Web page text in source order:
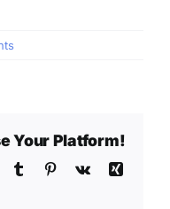
Your Platform!
Tumblr Pinterest
Vk
Xing